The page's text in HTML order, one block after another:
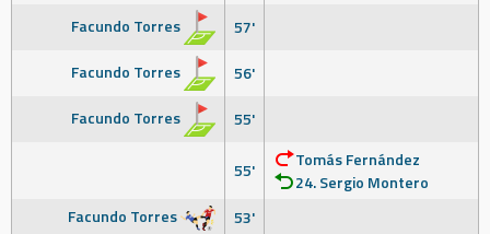
Facundo Torres
57'
Facundo Torres
56'
Facundo Torres
55'
55'
Tomás Fernández
24. Sergio Montero
Facundo Torres
53'